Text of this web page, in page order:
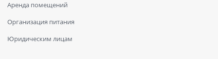
Аренда помещений
Организация питания
Юридическим лицам